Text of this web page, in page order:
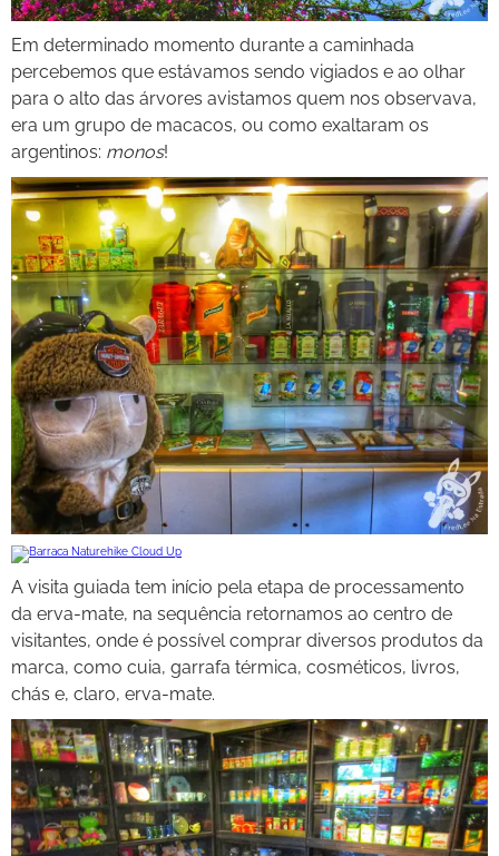
Em determinado momento durante a caminhada
percebemos que estávamos sendo vigiados e ao olhar
para o alto das árvores avistamos quem nos observava,
era um grupo de macacos, ou como exaltaram os
argentinos: monos!
A visita guiada tem início pela etapa de processamento
da erva-mate, na sequência retornamos ao centro de
visitantes, onde é possível comprar diversos produtos da
marca, como cuia, garrafa térmica, cosméticos, livros,
chás e, claro, erva-mate.